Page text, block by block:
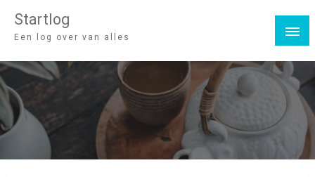
Startlog
Een log over van alles